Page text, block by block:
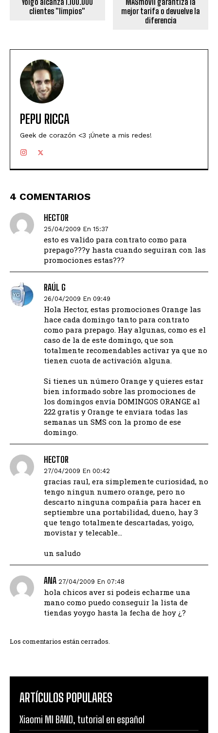
clientes "limpios"
mejor tarifa o devuelve la
diferencia
PEPU RICCA
Geek de corazón <3 ¡Únete a mis redes!
4 COMENTARIOS
HECTOR
25/04/2009 En 15:37
esto es valido para contrato como para
prepago???y hasta cuando seguiran con las
promociones estas???
RAÚL G
26/04/2009 En 09:49
Hola Hector, estas promociones Orange las
hace cada domingo tanto para contrato
como para prepago. Hay algunas, como es el
caso de la de este domingo, que son
totalmente recomendables activar ya que no
tienen cuota de activación alguna.
Si tienes un número Orange y quieres estar
bien informado sobre las promociones de
los domingos envía DOMINGOS ORANGE al
222 gratis y Orange te enviara todas las
semanas un SMS con la promo de ese
domingo.
HECTOR
27/04/2009 En 00:42
gracias raul, era simplemente curiosidad, no
tengo ningun numero orange, pero no
descarto ninguna compañia para hacer en
septiembre una portabilidad, dueno, hay 3
que tengo totalmente descartadas, yoigo,
movistar y telecable…
un saludo
ANA 27/04/2009 En 07:48
hola chicos aver si podeis echarme una
mano como puedo conseguir la lista de
tiendas yoygo hasta la fecha de hoy ¿?
Los comentarios están cerrados.
ARTÍCULOS POPULARES
Xiaomi MI BAND, tutorial en español